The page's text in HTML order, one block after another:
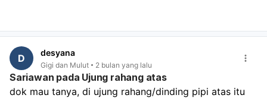
Anda bisa menjaga kebersihan area luka untuk mencegah
penyebabnya, konsultasi dengan profesional kesehatan
adalah langkah terbaik untuk mendapatkan diagnosis
akurat dan penanganan yang sesuai.
D desyana
Gigi dan Mulut 2 bulan yang lalu
Sariawan pada Ujung rahang atas
dok mau tanya, di ujung rahang/dinding pipi atas itu